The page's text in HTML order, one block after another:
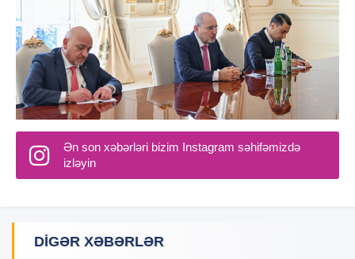
Ən son xəbərləri bizim Instagram səhifəmizdə
izləyin
DIGƏR XƏBƏRLƏR